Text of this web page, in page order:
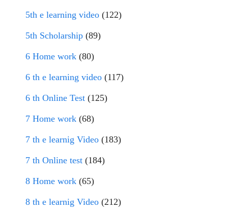
5th e learning video (122)
5th Scholarship (89)
6 Home work (80)
6 th e learning video (117)
6 th Online Test (125)
7 Home work (68)
7 th e learnig Video (183)
7 th Online test (184)
8 Home work (65)
8 th e learnig Video (212)